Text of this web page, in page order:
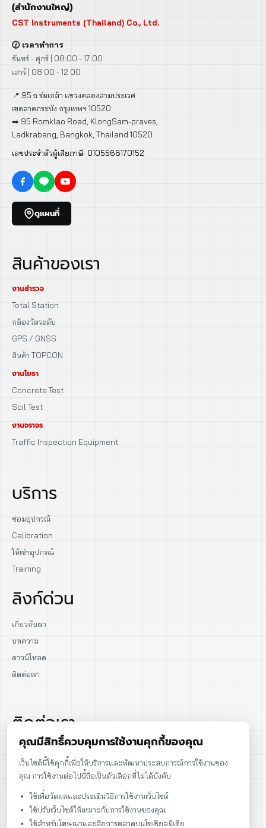
(สำนักงานใหญ่)
CST Instruments (Thailand) Co., Ltd.
🕜 เวลาทำการ
จันทร์ - ศุกร์ | 08:00 - 17:00
เสาร์ | 08:00 - 12:00
📍 95 ถ.ร่มเกล้า แขวงคลองสามประเวศ
เขตลาดกระบัง กรุงเทพฯ 10520
➡️ 95 Romklao Road, KlongSam-praves,
Ladkrabang, Bangkok, Thailand 10520
เลขประจำตัวผู้เสียภาษี: 0105566170152
ดูแผนที่
สินค้าของเรา
งานสำรวจ
Total Station
กล้องวัดระดับ
GPS / GNSS
สินค้า TOPCON
งานโยธา
Concrete Test
Soil Test
งานจราจร
Traffic Inspection Equipment
บริการ
ซ่อมอุปกรณ์
Calibration
ให้เช่าอุปกรณ์
Training
ลิงก์ด่วน
เกี่ยวกับเรา
บทความ
ดาวน์โหลด
ติดต่อเรา
ติดต่อเรา
086-086-2000
sales@cst.co.th
คุณมีสิทธิ์ควบคุมการใช้งานคุกกี้ของคุณ
เว็บไซต์นี้ใช้คุกกี้เพื่อให้บริการและพัฒนาประสบการณ์การใช้งานของ
คุณ การใช้งานต่อไปนี้ถือเป็นตัวเลือกที่ไม่ได้บังคับ
ใช้เพื่อวัดผลและประเมินวิธีการใช้งานเว็บไซต์
ใช้ปรับเว็บไซต์ให้เหมาะกับการใช้งานของคุณ
ใช้สำหรับโฆษณาและสื่อการตลาดบนโซเชียลมีเดีย